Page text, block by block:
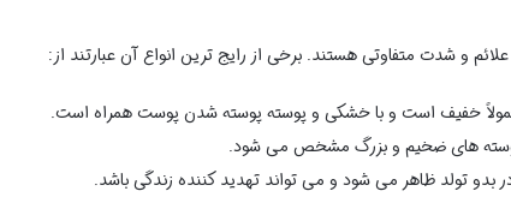
و شدت متفاوتی هستند. برخی از رایج ترین انواع آن عبارتند از:
خفیف است و با خشکی و پوسته پوسته شدن پوست همراه است.
پوسته های ضخیم و بزرگ مشخص می شود.
بدو تولد ظاهر می شود و می تواند تهدید کننده زندگی باشد.